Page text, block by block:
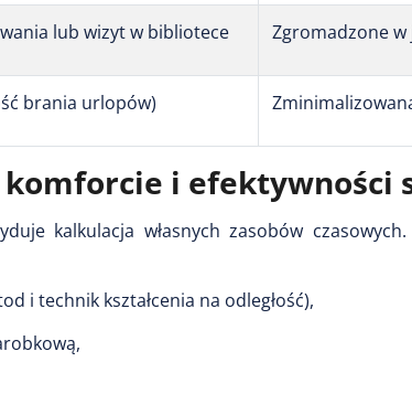
lub wizyt w bibliotece Zgromadzone
brania urlopów)
i efektywności
kalkulacja własnych zasobów
i technik kształcenia na odległość),